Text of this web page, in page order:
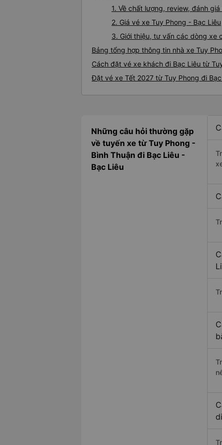
1. Về chất lượng, review, đánh
2. Giá vé xe Tuy Phong - Bạc Liêu
3. Giới thiệu, tư vấn các dòng xe
Bảng tổng hợp thông tin nhà xe Tuy
Cách đặt vé xe khách đi Bạc Liêu từ
Đặt vé xe Tết 2027 từ Tuy Phong đi
Những câu hỏi thường gặp
về tuyến xe từ Tuy Phong -
Bình Thuận đi Bạc Liêu -
Bạc Liêu